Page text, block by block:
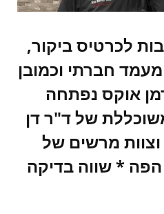
לכרטיס ביקור,
חברתי וכמובן
אוקס נפתחה
של ד"ר דן
וצוות מרשים של
* שווה בדיקה